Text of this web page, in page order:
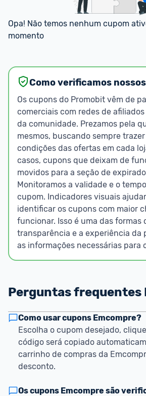
Opa! Não temos nenhum cupom
momento
Como verificamos
Os cupons do Promobit vêm de
comerciais com redes de
da comunidade. Prezamos pela
mesmos, buscando sempre
condições das ofertas em cada
casos, cupons que deixam de
movidos para a seção de
Monitoramos a validade e o
cupom. Indicadores visuais
identificar os cupons com maior
funcionar. Isso é uma das formas
transparência e a experiência da
as informações necessárias para
Perguntas frequentes
Como usar cupons Emcompre?
Escolha o cupom desejado,
código será copiado
carrinho de compras da
desconto.
Os cupons Emcompre são